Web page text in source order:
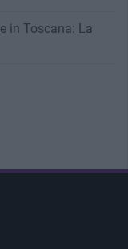
in Toscana: La